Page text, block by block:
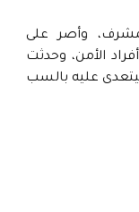
وأصر على
الأمن، وحدثت
عليه بالسب